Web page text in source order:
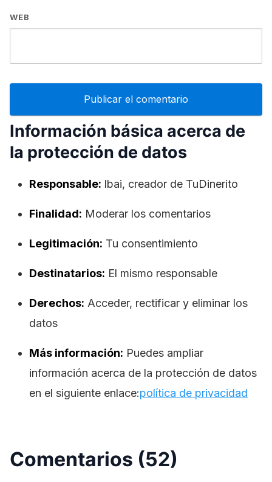
WEB
Información básica acerca de
la protección de datos
Responsable: lbai, creador de TuDinerito
Finalidad: Moderar los comentarios
Legitimación: Tu consentimiento
Destinatarios: El mismo responsable
Derechos: Acceder, rectificar y eliminar los
datos
Más información: Puedes ampliar
información acerca de la protección de datos
en el siguiente enlace:política de privacidad
Comentarios (52)